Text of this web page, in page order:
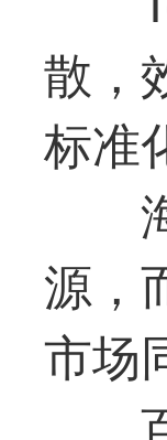
散，
标准
源，
市场